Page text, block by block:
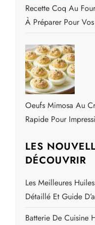
Recette Coq Au
À Préparer Pour
Oeufs Mimosa Au
Rapide Pour
LES
DÉCOUVRIR
Les Meilleures
Détaillé Et Guide
Batterie De Cuisine